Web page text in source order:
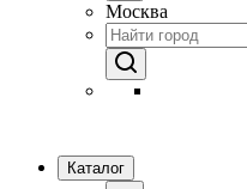
Москва
Каталог